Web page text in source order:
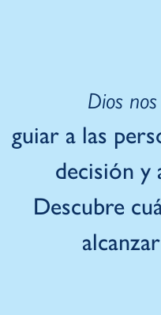
Dios
guiar a las
decisión y
Descubre